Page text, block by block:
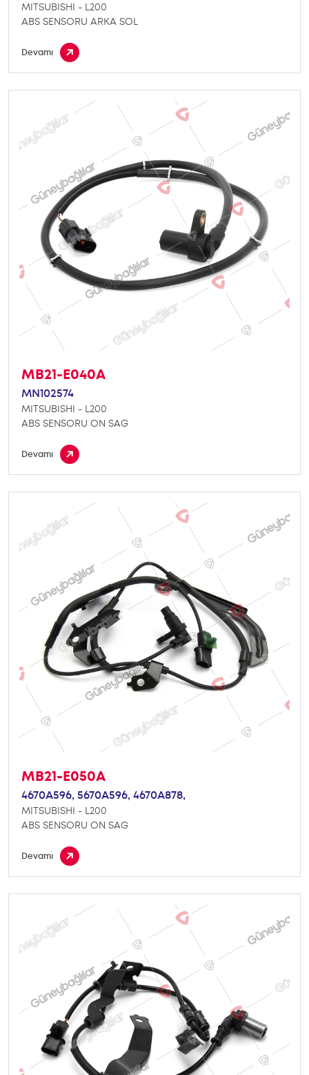
MITSUBISHI - L200
ABS SENSORU ARKA SOL
Devamı
MB21-E040A
MN102574
MITSUBISHI - L200
ABS SENSORU ON SAG
Devamı
MB21-E050A
4670A596, 5670A596, 4670A878,
MITSUBISHI - L200
ABS SENSORU ON SAG
Devamı